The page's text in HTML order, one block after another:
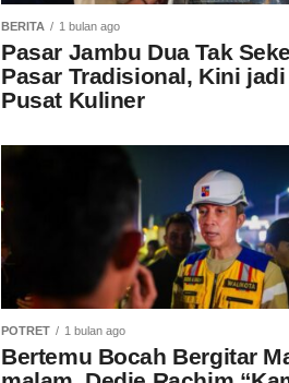
BERITA 1 bulan ago
Pasar Jambu Dua Tak
Pasar Tradisional, Kini jadi
Pusat Kuliner
POTRET 1 bulan ago
Bertemu Bocah Bergitar